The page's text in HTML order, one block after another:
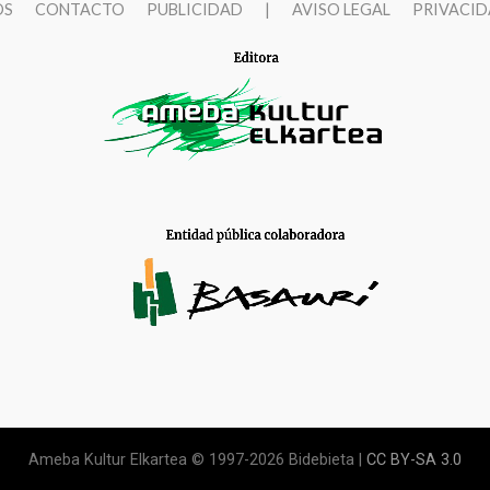
CONTACTO PUBLICIDAD | AVISO LEGAL
Ameba Kultur Elkartea © 1997-2026 Bidebieta | CC BY-SA 3.0